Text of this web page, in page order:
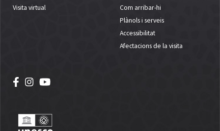
Visita virtual
Com arribar-hi
Plànols i serveis
Accessibilitat
Afectacions de la visita